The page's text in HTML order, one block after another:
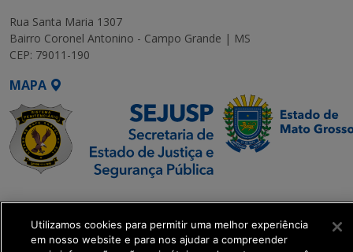
Rua Santa Maria 1307
Bairro Coronel Antonino - Campo Grande | MS
CEP: 79011-190
MAPA
SETDIG | Secretaria-
Executiva de
Transformação Digital
Utilizamos cookies para permitir uma melhor experiência
em nosso website e para nos ajudar a compreender